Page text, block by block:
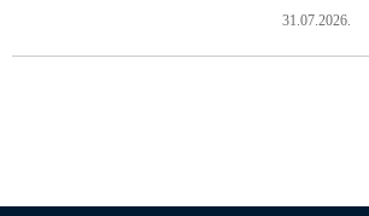
31.07.2026.